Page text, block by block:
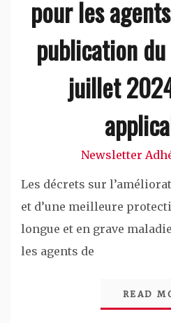
pour les
publication
juillet
Newsletter
Les décrets sur
et d’une meilleure
longue et en grave
les agents de
READ